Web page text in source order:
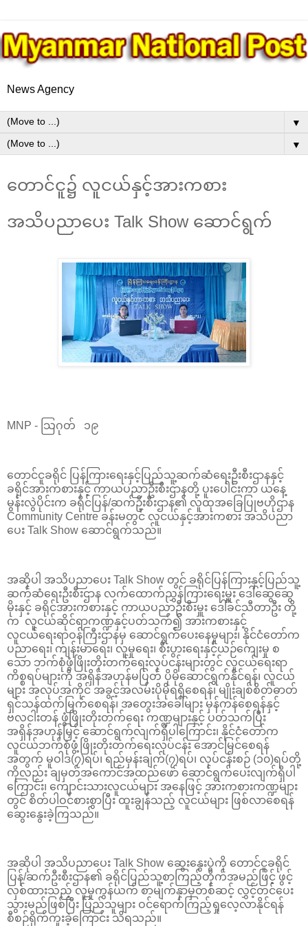
News Agency
▼
▼
တောင်ငူ၌ လူငယ်နှင့်အားကစား
အသိပညာပေး Talk Show ဆောင်ရွက်
MNP - သြဂုတ် ၁၉
တောင်ငူခရိုင် ပြန်ကြားရေးနှင့်ပြည်သူ့ဆက်ဆံရေးဦးစီးဌာနနှင့်
ခရိုင်အားကစားနှင့် ကာယပညာဦးစီးဌာနတို့ ပူးပေါင်းကာ ယနေ့
မွန်းလွဲပိုင်းက ခရိုင်ပြန်/ဆက်ဦးစီးဌာန၏ လူထုအခြေပြုဗဟိုဌာန
Community Centre ခန်းမတွင် လူငယ်နှင့်အားကစား အသိပညာ
ပေး Talk Show ဆောင်ရွက်သည်။
အဆိုပါ အသိပညာပေး Talk Show တွင် ခရိုင်ပြန်ကြားနှင့်ပြည်သူ့
ဆက်ဆံရေးဦးစီးဌာန လက်ထောက်ညွှန်ကြားရေးမှူး ဒေါ်ဆွေဆွေ
မိုးနှင့် ခရိုင်အားကစားနှင့် ကာယပညာဦးစီးမှူး ဒေါ်ခင်သီတာဦး တို့
က လူငယ်ဆိုင်ရာကဏ္ဍနှင့်ပတ်သက်၍ အားကစားနှင့်
လူငယ်‌ရေးရာဝန်ကြီးဌာနမှ‌ ဆောင်ရွက်‌ပေးနေမှုများ၊ နိုင်ငံတော်က
ပညာရေး၊ ကျန်းမာရေး၊ လူမှုရေး၊ စီးပွားရေးနှင့်ယဉ်ကျေးမှု စ
သော ဘက်စုံဖွံဖြိုးတိုးတက်ရေးလုပ်ငန်းများတွင် လူငယ်ရေးရာ
ကိစ္စရပ်များကို အရှိန်အဟုန်မပြတ် ပိုမိုဆောင်ရွက်နိုင်ရန်၊ လူငယ်
များ အလုပ်အကိုင် အခွင့်အလမ်းပိုမိုရရှိစေရန်၊ မျိုးချစ်စိတ်ဓာတ်
ရှင်သန်ထက်မြက်စေရန်၊ အတွေးအခေါ်များ မှန်ကန်စေရန်နှင့်
ဗလငါးတန် ဖွံဖြိုးတိုးတက်ရေး ကဏ္ဍများနှင့် ပတ်သက်ပြီး
အရှိန်အဟုန်မြှင့် ဆောင်ရွက်လျက်ရှိပါကြောင်း၊ နိုင်ငံတော်က
လူငယ်ဘက်စုံဖွံ့ဖြိုးတိုးတက်ရေးလုပ်ငန်း အောင်မြင်စေရန်
အတွက် မူဝါဒ(၇)ရပ်၊ ရည်မှန်းချက်(၇)ရပ်၊ လုပ်ငန်းစဉ် (၁၀)ရပ်တို့
ကိုလည်း ချမှတ်အကောင်အထည်ဖော် ဆောင်ရွက်ပေးလျက်ရှိပါ
ကြောင်း၊ ကျောင်းသားလူငယ်များ အနေဖြင့် အားကစားကဏ္ဍများ
တွင် စိတ်ပါဝင်စားစွာပြီး ထူးချွန်သည့် လူငယ်များ ဖြစ်လာစေရန်
ဆွေးနွေးခဲ့ကြသည်။
အဆိုပါ အသိပညာပေး Talk Show ဆွေးနွေးပွဲကို တောင်ငူခရိုင်
ပြန်/ဆက်ဦးစီးဌာန၏ ခရိုင်ပြည်သူ့စာကြည့်တိုက်အမည်ဖြင့် ဖွင့်
လှစ်ထားသည့် လူမှုကွန်ယက် စာမျက်နှာမှတစ်ဆင့် လွှင့်တင်‌ပေး
သွားမည်ဖြစ်ပြီး ပြည်သူများ ဝင်ရောက်ကြည့်ရှုလေ့လာနိုင်ရန်
စီစဉ်ရိုက်ကူးခဲ့ကြောင်း သိရသည်။